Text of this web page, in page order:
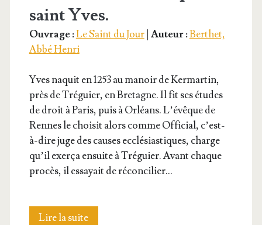
saint Yves.
Ouvrage :Le Saint du Jour| Auteur :Berthet,
Abbé Henri
Yves naquit en 1253 au manoir de Ker­mar­tin,
près de Tré­guier, en Bre­tagne. Il fit ses études
de droit à Paris, puis à Orléans. L’é­vêque de
Rennes le choi­sit alors comme Offi­cial, c’est-
à-dire juge des causes ecclé­sias­tiques, charge
qu’il exer­ça ensuite à Tré­guier. Avant chaque
pro­cès, il essayait de réconcilier…
Lire la suiteTrans­